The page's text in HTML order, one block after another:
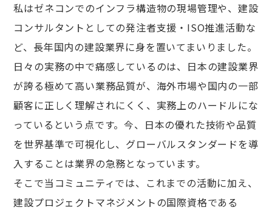
私はゼネコンでのインフラ構造物の現場管理や、建設
コンサルタントとしての発注者支援・ISO推進活動な
ど、長年国内の建設業界に身を置いてまいりました。
日々の実務の中で痛感しているのは、日本の建設業界
が誇る極めて高い業務品質が、海外市場や国内の一部
顧客に正しく理解されにくく、実務上のハードルにな
っているという点です。今、日本の優れた技術や品質
を世界基準で可視化し、グローバルスタンダードを導
入することは業界の急務となっています。
そこで当コミュニティでは、これまでの活動に加え、
建設プロジェクトマネジメントの国際資格である